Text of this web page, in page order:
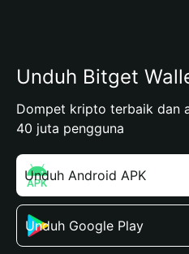
Unduh Bitget
Dompet kripto terbaik dan
40 juta pengguna
Unduh Android APK
Unduh Google Play